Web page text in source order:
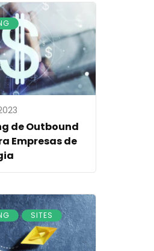
de Outbound
Empresas de
, SITES